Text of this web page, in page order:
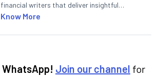
financial writers that deliver insightful
articles on the stock market, IPO, economy,
categories.
Know More
WhatsApp! Join our channel for